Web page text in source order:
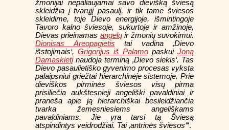
žmonijai nepaliaujamai savo dievišką šviesą
skleidžia į tvarųjį pasaulį, ir tik tame šviesos
skleidime, toje Dievo energijoje, išmintingoje
Tavoro kalno šviesoje, sukurtoje ir amžinoje,
Dievas prieinamas angelųir žmonių suvokimui.
Dionisas Areopagietis tai vadina ‚Dievo
išstojimais‘, Grigorijus iš Palamo paskui Joną
Damaskietįnaudoja terminą ‚Dievo siekis‘. Tas
Dievo pasaulietiško gyvenimo procesas vyksta
palaipsniui griežtai hierarchinėje sistemoje. Prie
dieviškos pirminės šviesos visų pirma
prisiliečia aukštesnieji angeliški pavaldiniai ir
praneša apie ją hierarchiškai besileidžiančia
tvarka žemesniesiems angeliškams
pavaldiniams. Jie yra tarsi tą Šviesą
atspindintys veidrodžiai. Tai ‚antrinės šviesos‘“.